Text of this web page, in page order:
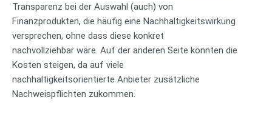
Transparenz bei der Auswahl (auch) von
Finanzprodukten, die häufig eine Nachhaltigkeitswirkung
versprechen, ohne dass diese konkret
nachvollziehbar wäre. Auf der anderen Seite könnten die
Kosten steigen, da auf viele
nachhaltigkeitsorientierte Anbieter zusätzliche
Nachweispflichten zukommen.